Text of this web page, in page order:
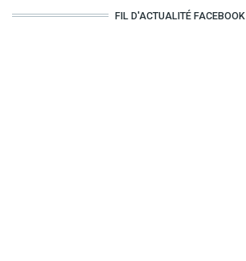
FIL D'ACTUALITÉ FACEBOOK